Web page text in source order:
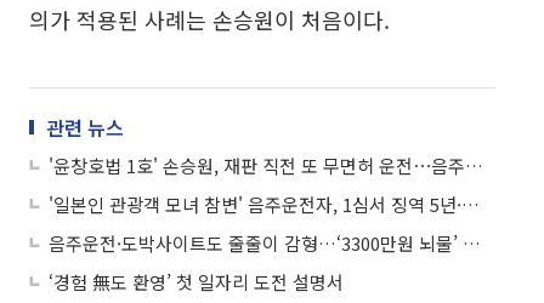
의가 적용된 사례는 손승원이 처음이다.
관련 뉴스
'윤창호법 1호' 손승원, 재판 직전 또 무면허 운전⋯음주운전만 5번째
'일본인 관광객 모녀 참변' 음주운전자, 1심서 징역 5년·테슬라 몰수
음주운전·도박사이트도 줄줄이 감형…‘3300만원 뇌물’ 현직 부장판사 재판행
‘경험 無도 환영’ 첫 일자리 도전 설명서